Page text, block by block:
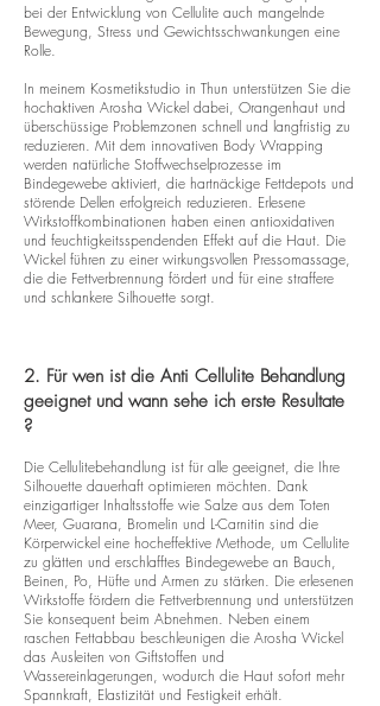
bei der Entwicklung von Cellulite auch mangelnde
Bewegung, Stress und Gewichtsschwankungen eine
Rolle.
In meinem Kosmetikstudio in Thun unterstützen Sie die
hochaktiven Arosha Wickel dabei, Orangenhaut und
überschüssige Problemzonen schnell und langfristig zu
reduzieren. Mit dem innovativen Body Wrapping
werden natürliche Stoffwechselprozesse im
Bindegewebe aktiviert, die hartnäckige Fettdepots und
störende Dellen erfolgreich reduzieren. Erlesene
Wirkstoffkombinationen haben einen antioxidativen
und feuchtigkeitsspendenden Effekt auf die Haut. Die
Wickel führen zu einer wirkungsvollen Pressomassage,
die die Fettverbrennung fördert und für eine straffere
und schlankere Silhouette sorgt.
2. Für wen ist die Anti Cellulite Behandlung
geeignet und wann sehe ich erste Resultate
?
Die Cellulitebehandlung ist für alle geeignet, die Ihre
Silhouette dauerhaft optimieren möchten. Dank
einzigartiger Inhaltsstoffe wie Salze aus dem Toten
Meer, Guarana, Bromelin und L-Carnitin sind die
Körperwickel eine hocheffektive Methode, um Cellulite
zu glätten und erschlafftes Bindegewebe an Bauch,
Beinen, Po, Hüfte und Armen zu stärken. Die erlesenen
Wirkstoffe fördern die Fettverbrennung und unterstützen
Sie konsequent beim Abnehmen. Neben einem
raschen Fettabbau beschleunigen die Arosha Wickel
das Ausleiten von Giftstoffen und
Wassereinlagerungen, wodurch die Haut sofort mehr
Spannkraft, Elastizität und Festigkeit erhält.